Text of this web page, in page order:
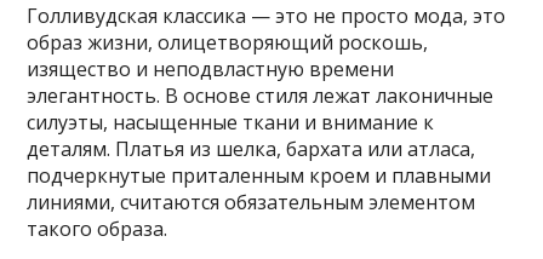
Голливудская классика — это не просто мода, это
образ жизни, олицетворяющий роскошь,
изящество и неподвластную времени
элегантность. В основе стиля лежат лаконичные
силуэты, насыщенные ткани и внимание к
деталям. Платья из шелка, бархата или атласа,
подчеркнутые приталенным кроем и плавными
линиями, считаются обязательным элементом
такого образа.